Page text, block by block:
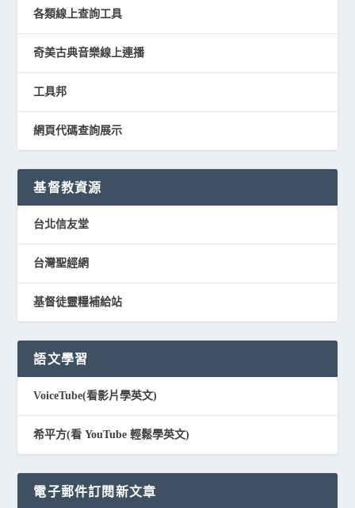
各類線上查詢工具
奇美古典音樂線上連播
工具邦
網頁代碼查詢展示
基督教資源
台北信友堂
台灣聖經網
基督徒靈糧補給站
語文學習
VoiceTube(看影片學英文)
希平方(看 YouTube 輕鬆學英文)
電子郵件訂閱新文章